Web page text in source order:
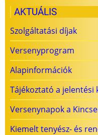
AKTUÁLIS
Szolgáltatási díjak
Versenyprogram
Alapinformációk
Tájékoztató a jelentési
Versenynapok a
Kiemelt tenyész- és